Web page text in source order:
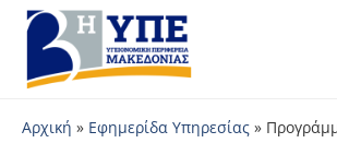
Αρχική » Εφημερίδα Υπηρεσίας »